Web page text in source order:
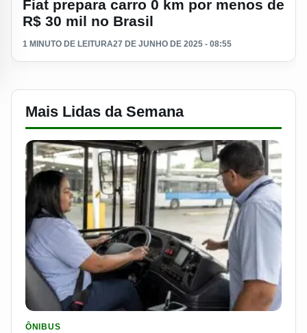
Fiat prepara carro 0 km por menos de
R$ 30 mil no Brasil
1 MINUTO DE LEITURA27 DE JUNHO DE 2025 - 08:55
Mais Lidas da Semana
ÔNIBUS